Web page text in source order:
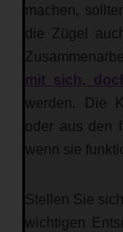
machen,
die Zügel
mit sich,
werden. Die
oder aus den
wenn sie
Stellen Sie
wichtigen